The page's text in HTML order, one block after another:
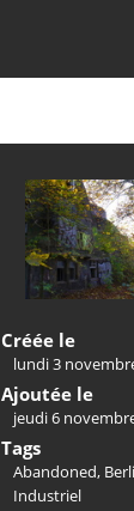
Créée le
lundi 3
Ajoutée le
jeudi 6
Tags
Abandoned,
Industriel